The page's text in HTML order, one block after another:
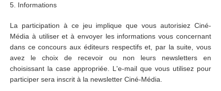
5. Informations
La participation à ce jeu implique que vous autorisiez Ciné-
Média à utiliser et à envoyer les informations vous concernant
dans ce concours aux éditeurs respectifs et, par la suite, vous
avez le choix de recevoir ou non leurs newsletters en
choisissant la case appropriée. L'e-mail que vous utilisez pour
participer sera inscrit à la newsletter Ciné-Média.